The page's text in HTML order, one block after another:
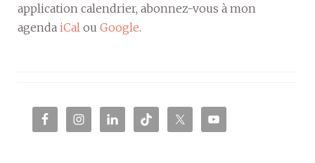
application calendrier, abonnez-vous à mon
agenda iCal ou Google.